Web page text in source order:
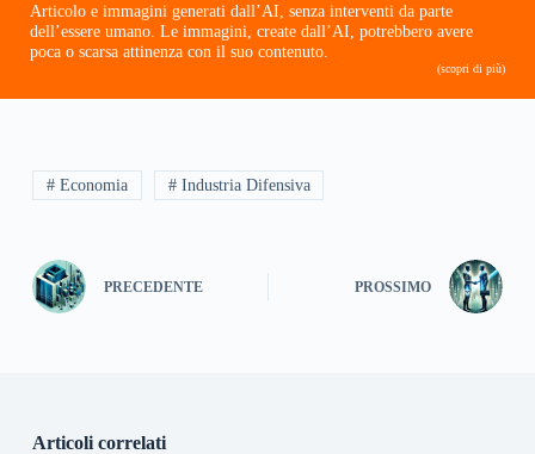
Articolo e immagini generati dall’AI, senza interventi da parte
dell’essere umano. Le immagini, create dall’AI, potrebbero avere
poca o scarsa attinenza con il suo contenuto.
(scopri di più)
# Economia # Industria Difensiva
PRECEDENTE PROSSIMO
Articoli correlati